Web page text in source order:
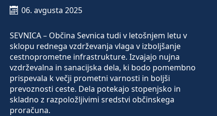
06. avgusta 2025
SEVNICA – Občina Sevnica tudi v letošnjem letu v
sklopu rednega vzdrževanja vlaga v izboljšanje
cestnoprometne infrastrukture. Izvajajo nujna
vzdrževalna in sanacijska dela, ki bodo pomembno
prispevala k večji prometni varnosti in boljši
prevoznosti ceste. Dela potekajo stopenjsko in
skladno z razpoložljivimi sredstvi občinskega
proračuna.